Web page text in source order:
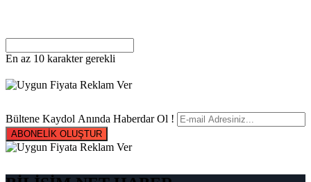
En az 10 karakter gerekli
Bültene Kaydol Anında Haberdar Ol !
ABONELİK OLUŞTUR